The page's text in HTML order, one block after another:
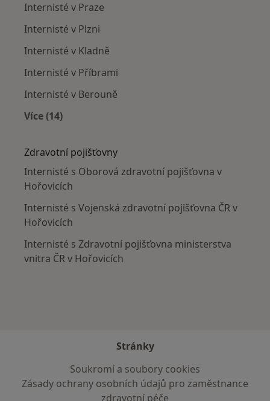
Internisté v Praze
Internisté v Plzni
Internisté v Kladně
Internisté v Příbrami
Internisté v Berouně
Více (14)
Zdravotní pojišťovny
Internisté s Oborová zdravotní pojišťovna v
Hořovicích
Internisté s Vojenská zdravotní pojišťovna ČR v
Hořovicích
Internisté s Zdravotní pojišťovna ministerstva
vnitra ČR v Hořovicích
Stránky
Soukromí a soubory cookies
Zásady ochrany osobních údajů pro zaměstnance
zdravotní péče